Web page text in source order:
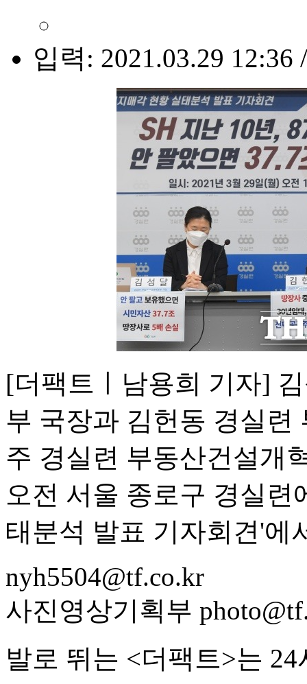
입력: 2021.03.29 12:36
[더팩트ㅣ남용희 기자]
부 국장과 김헌동 경실련
주 경실련 부동산건설개
오전 서울 종로구 경실련
태분석 발표 기자회견'에
nyh5504@tf.co.kr
사진영상기획부
발로 뛰는 <더팩트>는